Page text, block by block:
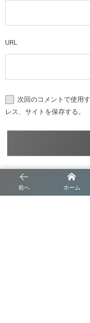
URL
次回のコメントで使用
レス、サイトを保存する。
前へ ホーム